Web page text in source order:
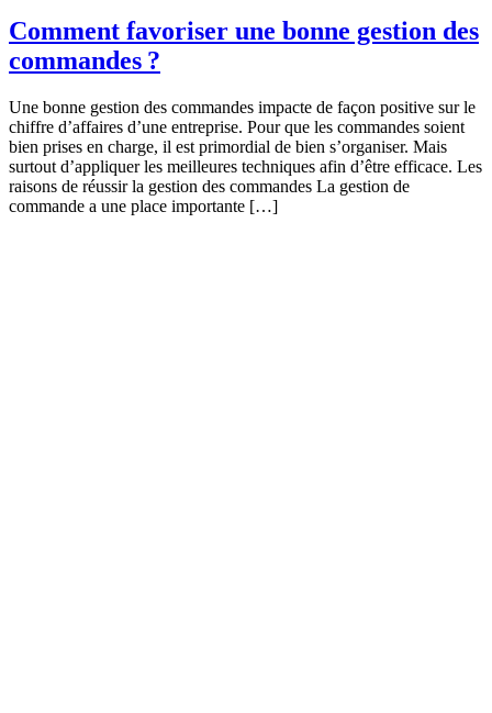
Comment favoriser une bonne gestion des
commandes ?
Une bonne gestion des commandes impacte de façon positive sur le
chiffre d’affaires d’une entreprise. Pour que les commandes soient
bien prises en charge, il est primordial de bien s’organiser. Mais
surtout d’appliquer les meilleures techniques afin d’être efficace. Les
raisons de réussir la gestion des commandes La gestion de
commande a une place importante […]